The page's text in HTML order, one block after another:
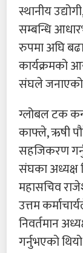
स्थानीय
सम्बन्धि
रुपमा अघि
कार्यक्रमको
संघले
ग्लोबल टक
काफ्ले, ऋषी
सहजिकरण
संघका अध्यक्ष
महासचिव
उत्तम
निवर्तमान
गर्नुभएको